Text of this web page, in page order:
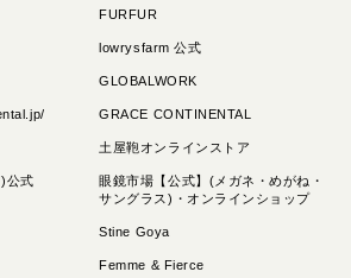
使いたい表現
モバイルファースト
FURFUR
lowrysfarm 公式
GLOBALWORK
GRACE CONTINENTAL
土屋鞄オンラインストア
公式
眼鏡市場【公式】(メガネ・めがね・
サングラス)・オンラインショップ
Stine Goya
Femme & Fierce